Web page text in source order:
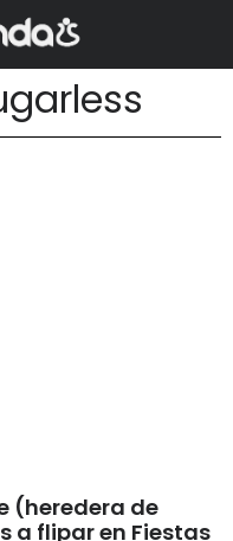
(heredera de
a flipar en Fiestas